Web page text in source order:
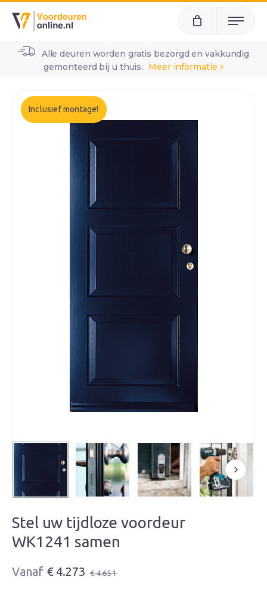
Alle deuren worden gratis bezorgd en vakkundig
gemonteerd bij u thuis.
Meer informatie
Menu
alle voordeuren wk1241
Inclusief montage!
Stel uw tijdloze voordeur
WK1241 samen
€4.651
Oorspronkelijke
€4.273
Huidige